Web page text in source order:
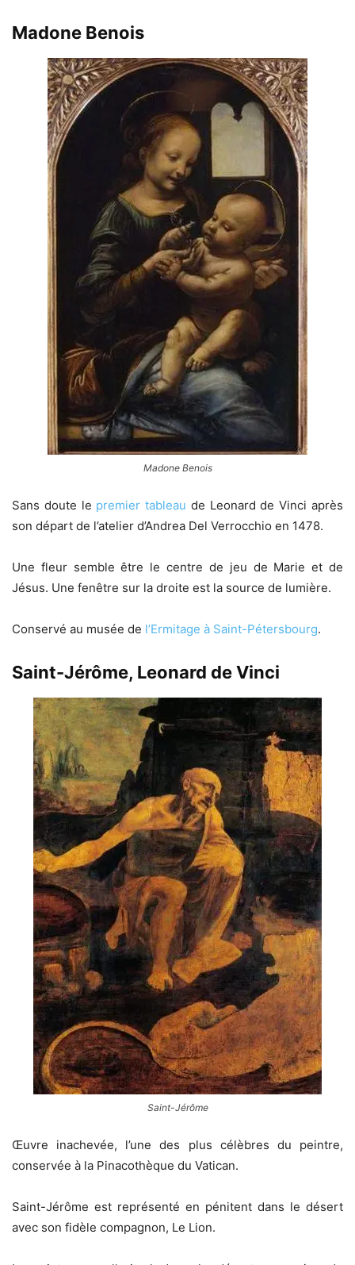
Madone Benois
Madone Benois
Sans doute le premier tableau de Leonard de Vinci après
son départ de l’atelier d’Andrea Del Verrocchio en 1478.
Une fleur semble être le centre de jeu de Marie et de
Jésus. Une fenêtre sur la droite est la source de lumière.
Conservé au musée de l’Ermitage à Saint-Pétersbourg.
Saint-Jérôme, Leonard de Vinci
Saint-Jérôme
Œuvre inachevée, l’une des plus célèbres du peintre,
conservée à la Pinacothèque du Vatican.
Saint-Jérôme est représenté en pénitent dans le désert
avec son fidèle compagnon, Le Lion.